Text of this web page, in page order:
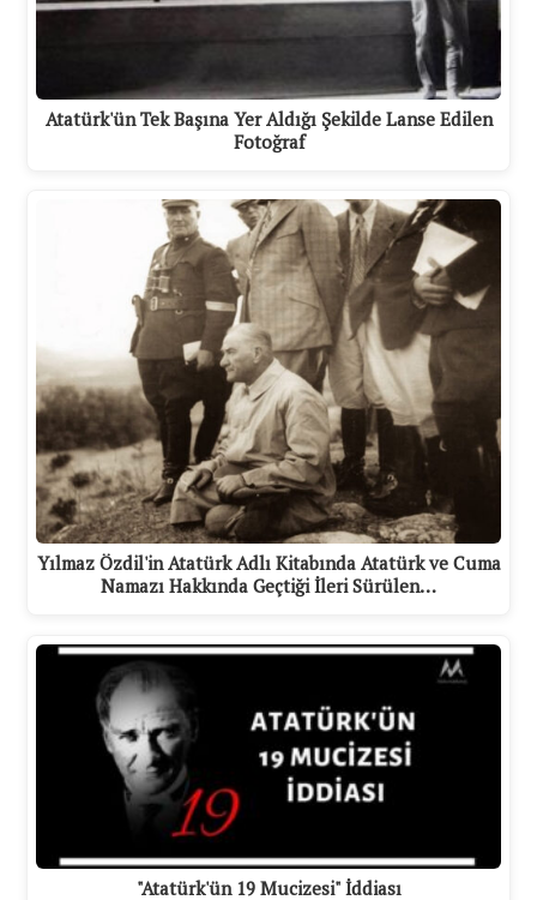
Atatürk'ün Tek Başına Yer Aldığı Şekilde Lanse Edilen
Fotoğraf
Yılmaz Özdil'in Atatürk Adlı Kitabında Atatürk ve Cuma
Namazı Hakkında Geçtiği İleri Sürülen…
"Atatürk'ün 19 Mucizesi" İddiası